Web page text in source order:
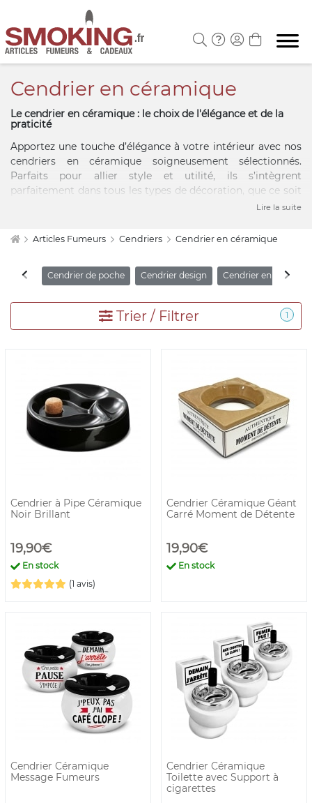
Cendrier en céramique
Le cendrier en céramique : le choix de l'élégance et de la
praticité
Apportez une touche d’élégance à votre intérieur avec nos
cendriers en céramique soigneusement sélectionnés.
Parfaits pour allier style et utilité, ils s’intègrent
parfaitement dans tous les types de décoration, que ce soit
un salon contemporain, une terrasse moderne ou un
nettoyer, nos cendriers sont à la fois esthétiques et
correspond à vos goûts et besoins.
Lire la suite
Articles Fumeurs Cendriers Cendrier en céramique
Cendrier de poche Cendrier design Cendrier en verre
Trier / Filtrer 1
Cendrier à Pipe Céramique
Noir Brillant
19,90€
En stock
(1 avis)
Cendrier Céramique Géant
Carré Moment de Détente
19,90€
En stock
Cendrier Céramique
Message Fumeurs
Cendrier Céramique
Toilette avec Support à
cigarettes